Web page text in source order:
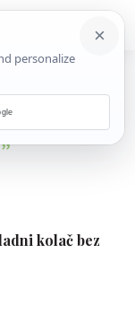
ZA TAG
kolač bez